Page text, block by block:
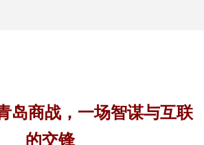
岛商战，一场智谋与互联
的交锋